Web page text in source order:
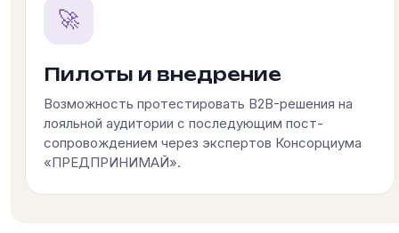
🚀
Пилоты и внедрение
Возможность протестировать B2B-решения на
лояльной аудитории с последующим пост-
сопровождением через экспертов Консорциума
«ПРЕДПРИНИМАЙ».